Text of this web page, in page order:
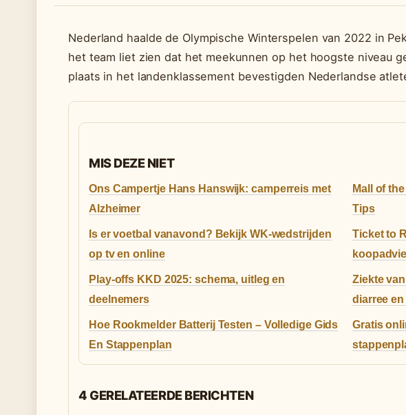
Nederland haalde de Olympische Winterspelen van 2022 in
het team liet zien dat het meekunnen op het hoogste niveau
plaats in het landenklassement bevestigden Nederlandse
MIS DEZE NIET
Ons Campertje Hans Hanswijk: camperreis met
Alzheimer
Mall of
Tips
Is er voetbal vanavond? Bekijk WK-wedstrijden
op tv en online
Ticket to
Play-offs KKD 2025: schema, uitleg en
deelnemers
Ziekte
diarree en
Hoe Rookmelder Batterij Testen – Volledige Gids
En Stappenplan
Gratis
4 GERELATEERDE BERICHTEN